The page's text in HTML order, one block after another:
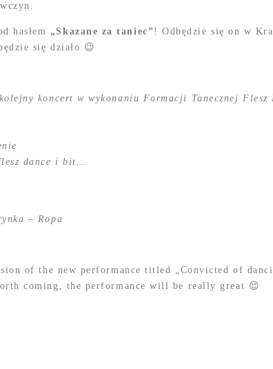
hasłem „Skazane za taniec”! Odbędzie się on w
się działo 😉
Dance i Grupy Tanecznej Bit z cyklu Tańczę, więc jestem:
dance i bit…
– Ropa
of the new performance titled „Convicted of
coming, the performance will be really great 😉